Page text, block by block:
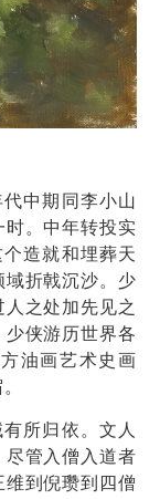
中期同李小山
。中年转投实
造就和埋葬天
折戟沉沙。少
之处加先见之
侠游历世界各
油画艺术史画
所归依。文人
管入僧入道者
到倪瓒到四僧